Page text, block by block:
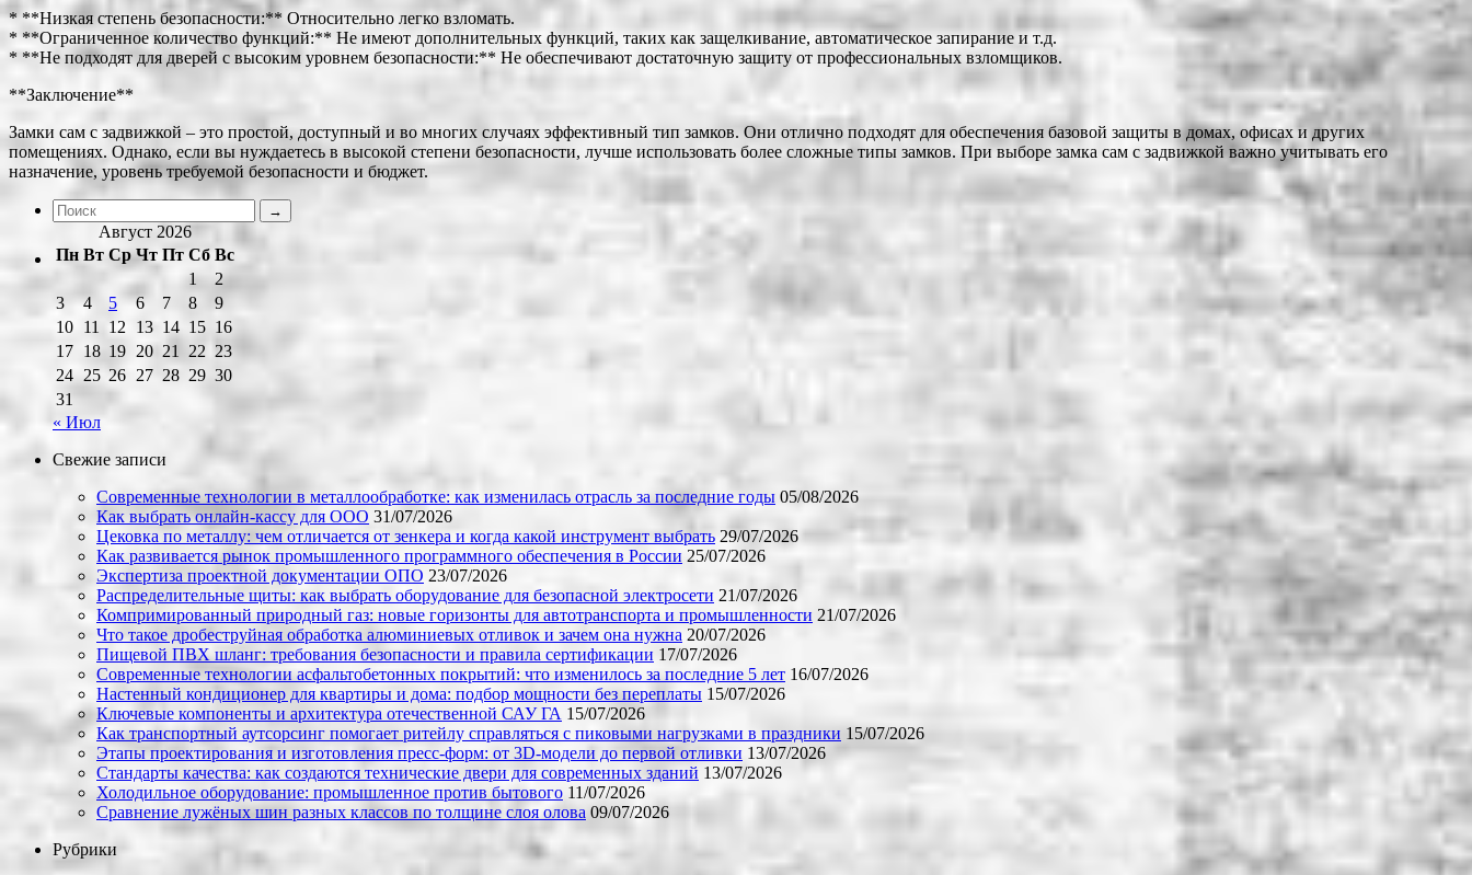
* **Низкая степень безопасности:** Относительно легко взломать.
* **Ограниченное количество функций:** Не имеют дополнительных функций, таких как защелкивание, автоматическое запирание и т.д.
* **Не подходят для дверей с высоким уровнем безопасности:** Не обеспечивают достаточную защиту от профессиональных взломщиков.
**Заключение**
Замки сам с задвижкой – это простой, доступный и во многих случаях эффективный тип замков. Они отлично подходят для обеспечения базовой защиты в домах, офисах и других
помещениях. Однако, если вы нуждаетесь в высокой степени безопасности, лучше использовать более сложные типы замков. При выборе замка сам с задвижкой важно учитывать его
назначение, уровень требуемой безопасности и бюджет.
Август 2026
Пн Вт Ср Чт Пт Сб Вс
1
2
3
4 5 6 7 8
9
10 11 12 13 14 15 16
17 18 19 20 21 22 23
24 25 26 27 28 29 30
31
« Июл
Свежие записи
Современные технологии в металлообработке: как изменилась отрасль за последние годы 05/08/2026
Как выбрать онлайн-кассу для ООО 31/07/2026
Цековка по металлу: чем отличается от зенкера и когда какой инструмент выбрать 29/07/2026
Как развивается рынок промышленного программного обеспечения в России 25/07/2026
Экспертиза проектной документации ОПО 23/07/2026
Распределительные щиты: как выбрать оборудование для безопасной электросети 21/07/2026
Компримированный природный газ: новые горизонты для автотранспорта и промышленности 21/07/2026
Что такое дробеструйная обработка алюминиевых отливок и зачем она нужна 20/07/2026
Пищевой ПВХ шланг: требования безопасности и правила сертификации 17/07/2026
Современные технологии асфальтобетонных покрытий: что изменилось за последние 5 лет 16/07/2026
Настенный кондиционер для квартиры и дома: подбор мощности без переплаты 15/07/2026
Ключевые компоненты и архитектура отечественной САУ ГА 15/07/2026
Как транспортный аутсорсинг помогает ритейлу справляться с пиковыми нагрузками в праздники 15/07/2026
Этапы проектирования и изготовления пресс-форм: от 3D-модели до первой отливки 13/07/2026
Стандарты качества: как создаются технические двери для современных зданий 13/07/2026
Холодильное оборудование: промышленное против бытового 11/07/2026
Сравнение лужёных шин разных классов по толщине слоя олова 09/07/2026
Рубрики